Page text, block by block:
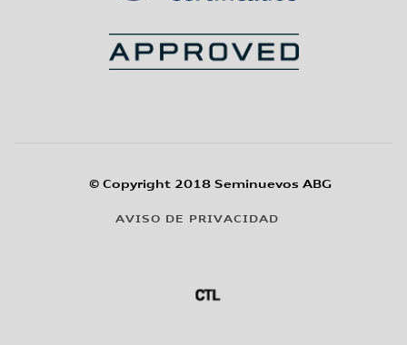
© Copyright 2018 Seminuevos ABG
AVISO DE PRIVACIDAD